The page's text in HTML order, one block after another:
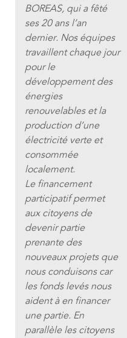
BOREAS, qui a fêté
ses 20 ans l’an
dernier. Nos équipes
travaillent chaque jour
pour le
développement des
énergies
renouvelables et la
production d’une
électricité verte et
consommée
localement.
Le financement
participatif permet
aux citoyens de
devenir partie
prenante des
nouveaux projets que
nous conduisons car
les fonds levés nous
aident à en financer
une partie. En
parallèle les citoyens